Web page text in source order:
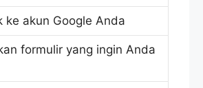
ke akun Google Anda
formulir yang ingin Anda